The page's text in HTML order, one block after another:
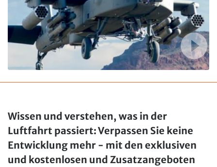
Wissen und verstehen, was in der
Luftfahrt passiert: Verpassen Sie keine
Entwicklung mehr - mit den exklusiven
und kostenlosen und Zusatzangeboten